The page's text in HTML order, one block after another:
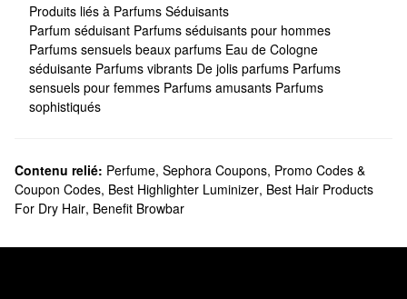
Produits liés à Parfums Séduisants
Parfum séduisant Parfums séduisants pour hommes
Parfums sensuels beaux parfums Eau de Cologne
séduisante Parfums vibrants De jolis parfums Parfums
sensuels pour femmes Parfums amusants Parfums
sophistiqués
Contenu relié: Perfume, Sephora Coupons, Promo Codes &
Coupon Codes, Best Highlighter Luminizer, Best Hair Products
For Dry Hair, Benefit Browbar